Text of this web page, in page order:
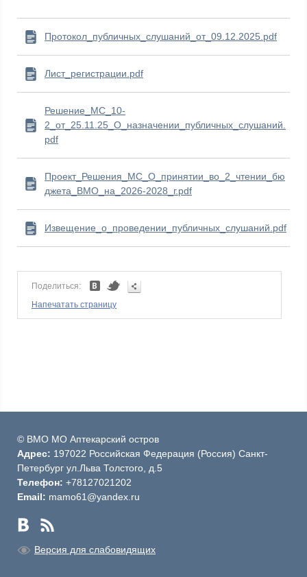
Протокол_публичных_слушаний_от_09.12.2025.pdf
Лист_регистрации.pdf
Решение_МС_10-
2_от_25.11.25_О_назначении_публичных_слушаний.
pdf
Проект_Решения_МС_О_принятии_во_2_чтении_бю
джета_ВМО_на_2026-2028_г.pdf
Извещение_о_проведении_публичных_слушаний.pdf
Поделиться:
Напечатать страницу
© ВМО МО Аптекарский остров
Адрес: 197022 Российская Федерация (Россия) Санкт-
Петербург ул.Льва Толстого, д.5
Телефон: +78127021202
Email: mamo61@yandex.ru
Версия для слабовидящих